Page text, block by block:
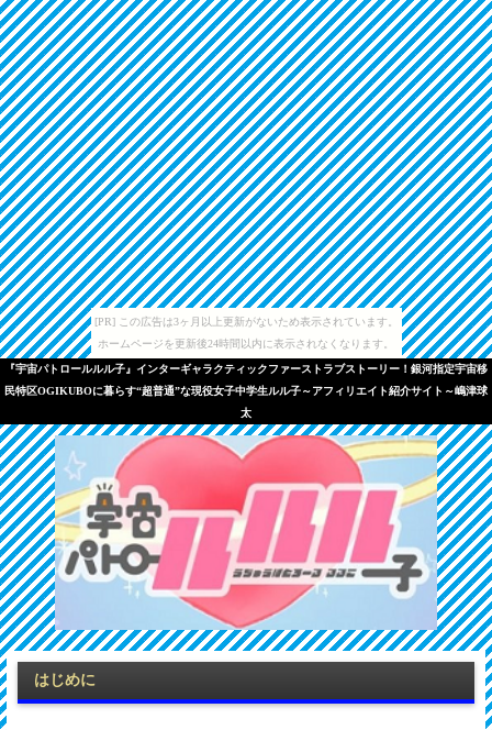
[PR] この広告は3ヶ月以上更新がないため表示されています。
ホームページを更新後24時間以内に表示されなくなります。
『宇宙パトロールルル子』インターギャラクティックファーストラブストーリー！銀河指定宇宙移
民特区OGIKUBOに暮らす“超普通”な現役女子中学生ルル子～アフィリエイト紹介サイト～嶋津球
太
はじめに